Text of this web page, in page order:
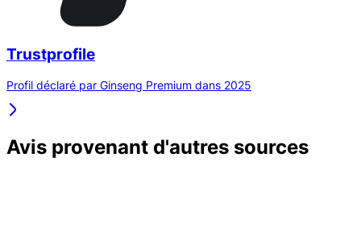
Trustprofile
Profil déclaré par Ginseng Premium dans 2025
Avis provenant d'autres sources